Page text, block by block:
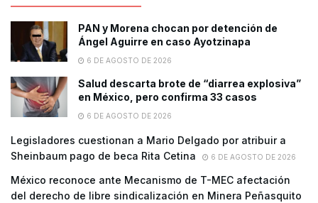
PAN y Morena chocan por detención de
Ángel Aguirre en caso Ayotzinapa
6 DE AGOSTO DE 2026
Salud descarta brote de “diarrea explosiva”
en México, pero confirma 33 casos
6 DE AGOSTO DE 2026
Legisladores cuestionan a Mario Delgado por atribuir a
Sheinbaum pago de beca Rita Cetina
6 DE AGOSTO DE 2026
México reconoce ante Mecanismo de T-MEC afectación
del derecho de libre sindicalización en Minera Peñasquito